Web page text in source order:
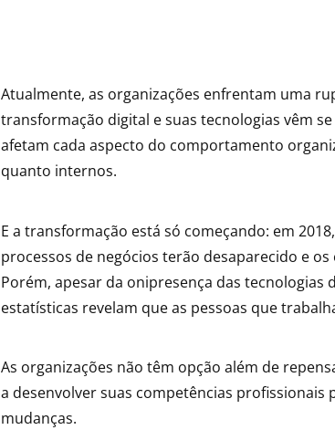
Atualmente, as organizações enfrentam uma
transformação digital e suas tecnologias vêm
afetam cada aspecto do comportamento
quanto internos.
E a transformação está só começando: em
processos de negócios terão desaparecido e
Porém, apesar da onipresença das tecnologias
estatísticas revelam que as pessoas que
As organizações não têm opção além de
a desenvolver suas competências profissionais
mudanças.